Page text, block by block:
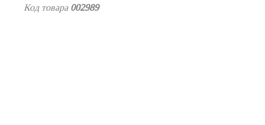
Код товара 002989